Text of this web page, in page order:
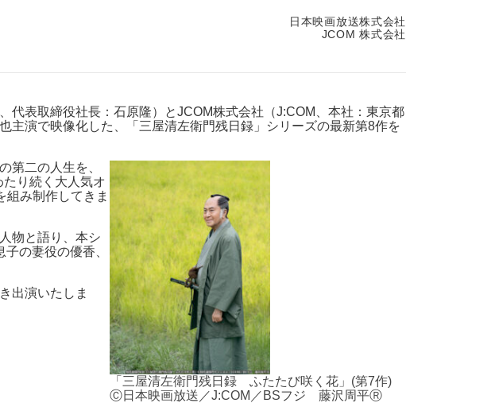
日本映画放送株式会社
JCOM 株式会社
代表取締役社長：石原隆）とJCOM株式会社（J:COM、本社：東京都
演で映像化した、「三屋清左衛門残日録」シリーズの最新第8作を
第二の人生を、
り続く大人気オ
組み制作してきま
物と語り、本シ
の妻役の優香、
出演いたしま
「三屋清左衛門残日録 ふたたび咲く花」(第7作)
Ⓒ日本映画放送／J:COM／BSフジ 藤沢周平Ⓡ